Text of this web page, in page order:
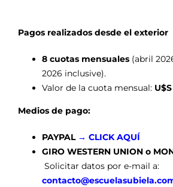
Pagos realizados desde el exterior
8 cuotas mensuales (abril
2026 inclusive).
Valor de la cuota mensual:
Medios de pago:
PAYPAL→ CLICK AQUÍ
GIRO WESTERN UNION o
Solicitar datos por e-mail a: